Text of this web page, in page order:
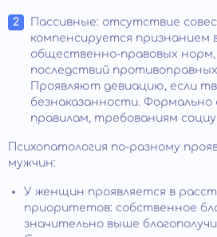
Пассивные: отсутствие
компенсируется признанием
общественно-правовых норм,
последствий
Проявляют девиацию, если
безнаказанности.
правилам, требованиям
Психопатология по-разному
мужчин:
У женщин проявляется в
приоритетов: собственное
значительно выше